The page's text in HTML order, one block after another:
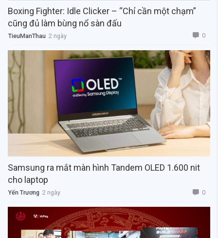
Boxing Fighter: Idle Clicker – “Chỉ cần một chạm”
cũng đủ làm bùng nổ sàn đấu
TieuManThau 2 ngày 0
Samsung ra mắt màn hình Tandem OLED 1.600 nit
cho laptop
Yến Trương 2 ngày 0